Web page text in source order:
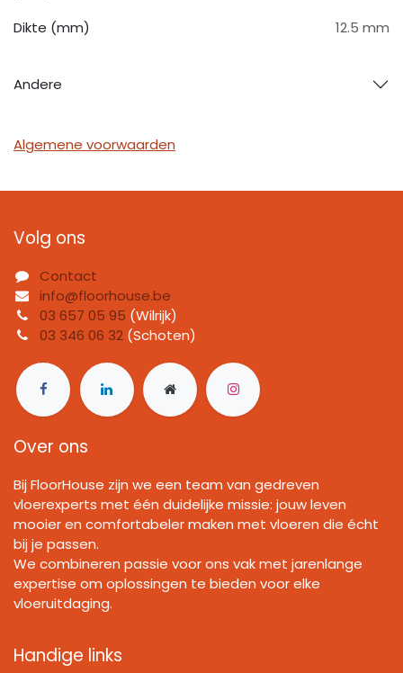
Dikte (mm) 12.5 mm
Andere
Algemene voorwaarden
Volg ons
Contact
info@floorhouse.be
03 657 05 95 (Wilrijk)
03 346 06 32 (Schoten)
Over ons
Bij FloorHouse zijn we een team van gedreven
vloerexperts met één duidelijke missie: jouw leven
mooier en comfortabeler maken met vloeren die écht
bij je passen.
We combineren passie voor ons vak met jarenlange
expertise om oplossingen te bieden voor elke
vloeruitdaging.
Handige links